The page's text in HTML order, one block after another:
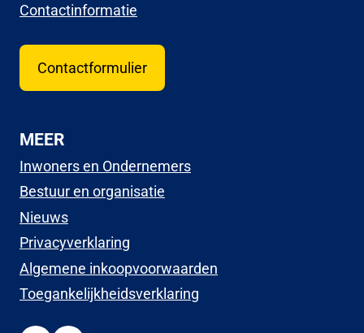
Contactinformatie
Contactformulier
MEER
Inwoners en Ondernemers
Bestuur en organisatie
Nieuws
Privacyverklaring
Algemene inkoopvoorwaarden
Toegankelijkheidsverklaring